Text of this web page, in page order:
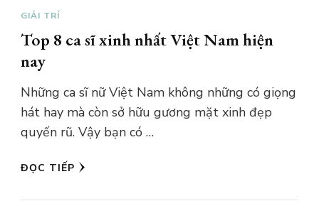
GIẢI TRÍ
Top 8 ca sĩ xinh nhất Việt Nam hiện
nay
Những ca sĩ nữ Việt Nam không những có giọng
hát hay mà còn sở hữu gương mặt xinh đẹp
quyến rũ. Vậy bạn có …
ĐỌC TIẾP